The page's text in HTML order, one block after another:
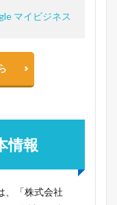
マイビジネス
情報
、「株式会社